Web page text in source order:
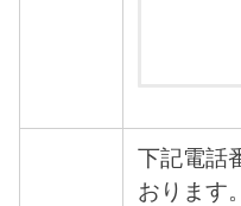
下記電話
おります。